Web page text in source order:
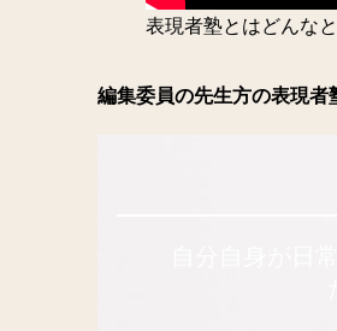
表現者塾とはどんな
編集委員の先生方の表現者
自分自身が日